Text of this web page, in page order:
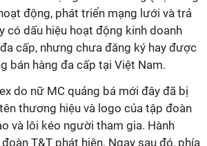
động, phát triển mạng lưới và trả
có dấu hiệu hoạt động kinh doanh
cấp, nhưng chưa đăng ký hay được
bán hàng đa cấp tại Việt Nam.
do nữ MC quảng bá mới đây đã bị
thương hiệu và logo của tập đoàn
và lôi kéo người tham gia. Hành
T&T phát hiện. Ngay sau đó, phía